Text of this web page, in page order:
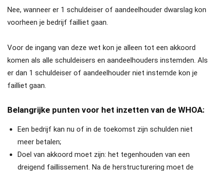
Nee, wanneer er 1 schuldeiser of aandeelhouder dwarslag kon
voorheen je bedrijf failliet gaan.
Voor de ingang van deze wet kon je alleen tot een akkoord
komen als alle schuldeisers en aandeelhouders instemden. Als
er dan 1 schuldeiser of aandeelhouder niet instemde kon je
failliet gaan.
Belangrijke punten voor het inzetten van de WHOA:
Een bedrijf kan nu of in de toekomst zijn schulden niet
meer betalen;
Doel van akkoord moet zijn: het tegenhouden van een
dreigend faillissement. Na de herstructurering moet de